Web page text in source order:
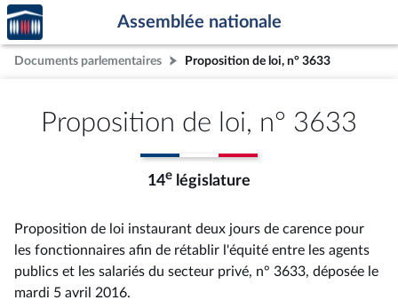
Aller au contenu
Aller en bas de la page
Accèder
à la
page
d'accueil
Assemblée nationale
Documents parlementaires Proposition de loi, n° 3633
Proposition de loi, n° 3633
14e législature
Proposition de loi instaurant deux jours de carence pour
les fonctionnaires afin de rétablir l'équité entre les agents
publics et les salariés du secteur privé, n° 3633, déposée le
mardi 5 avril 2016.